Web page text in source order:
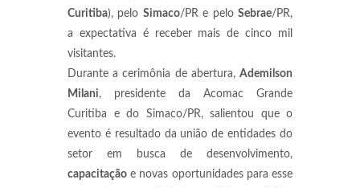
Curitiba), pelo Simaco/PR e peloSebrae/PR,
a expectativa é receber mais de cinco mil
visitantes.
Durante a cerimônia de abertura, Ademilson
Milani, presidente da Acomac Grande
Curitiba e do Simaco/PR, salientou que o
evento é resultado da união de entidades do
setor em busca de desenvolvimento,
capacitação e novas oportunidades para esse